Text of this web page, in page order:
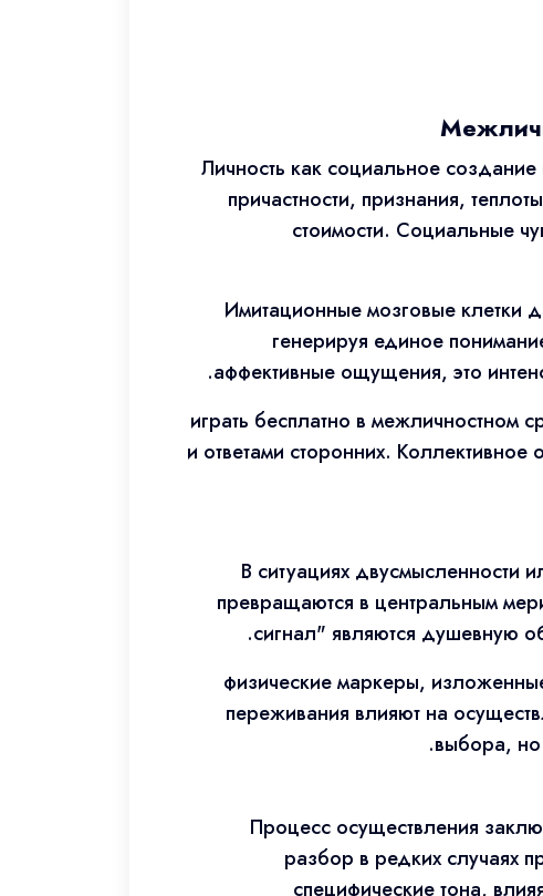
Личность как социальное
причастности, признания,
стоимости. Социальные
Имитационные мозговые клетки
генерируя единое
аффективные ощущения, это
играть бесплатно в межличностном
и ответами сторонних.
В ситуациях двусмысленности
превращаются в центральным
сигнал" являются душевную
физические маркеры,
переживания влияют на
выбора, но
Процесс осуществления
разбор в редких случаях
специфические тона,